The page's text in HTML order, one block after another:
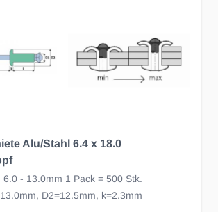
Alu/Stahl 6.4 x 18.0
6.0 - 13.0mm 1 Pack = 500 Stk.
D2=12.5mm, k=2.3mm